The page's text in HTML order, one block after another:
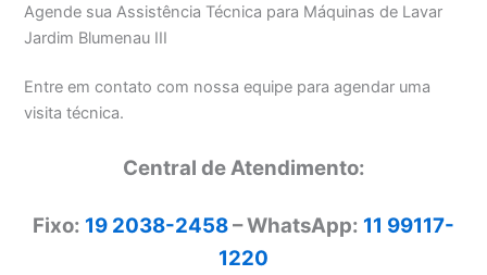
Agende sua Assistência Técnica para Máquinas de Lavar
Jardim Blumenau III
Entre em contato com nossa equipe para agendar uma
visita técnica.
Central de Atendimento:
Fixo: 19 2038-2458– WhatsApp: 11 99117-
1220